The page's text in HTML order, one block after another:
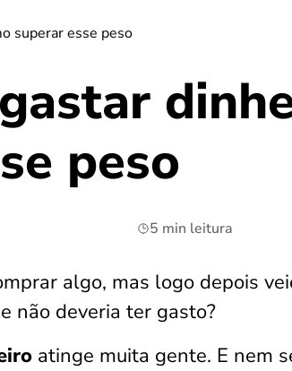
superar esse peso
peso
5 min leitura
algo, mas logo depois
não deveria ter gasto?
atinge muita gente. E nem